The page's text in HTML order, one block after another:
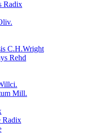
Radix
C.H.Wright
Rehd
Mill.
Radix